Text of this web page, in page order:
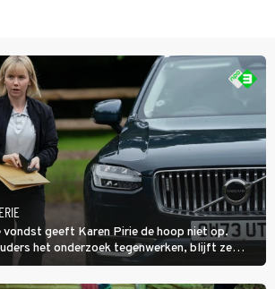
vondst geeft Karen Pirie de hoop niet op.
het onderzoek tegenwerken, blijft ze
In deze slotaflevering van Karen Pirie leidt het
Italië naar Malta.